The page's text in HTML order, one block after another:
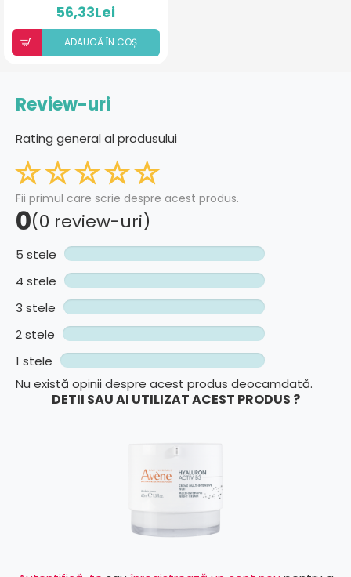
56,33Lei
ADAUGÃ ÎN COȘ
Review-uri
Rating general al produsului
Fii primul care scrie despre acest produs.
0(0 review-uri)
5 stele
4 stele
3 stele
2 stele
1 stele
Nu există opinii despre acest produs deocamdată.
DETII SAU AI UTILIZAT ACEST PRODUS ?